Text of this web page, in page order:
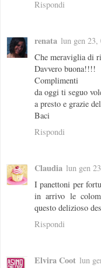
Rispondi
renata lun gen
Che meraviglia di
Davvero buona!!!!
Complimenti
da oggi ti seguo
a presto e grazie
Baci
Rispondi
Claudia lun gen
I panettoni per
in arrivo le
questo delizioso
Rispondi
Elvira Coot lun